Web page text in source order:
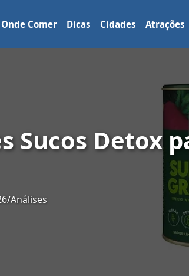
Onde Comer Dicas Cidades Atrações
Sucos Detox
/Análises